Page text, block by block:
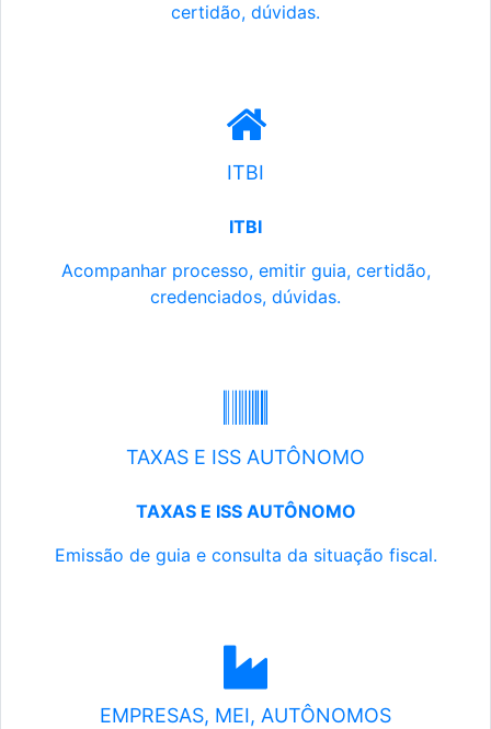
certidão, dúvidas.
ITBI
ITBI
Acompanhar processo, emitir guia, certidão,
credenciados, dúvidas.
TAXAS E ISS AUTÔNOMO
TAXAS E ISS AUTÔNOMO
Emissão de guia e consulta da situação fiscal.
EMPRESAS, MEI, AUTÔNOMOS